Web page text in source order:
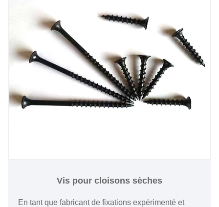
Vis pour cloisons sèches
En tant que fabricant de fixations expérimenté et